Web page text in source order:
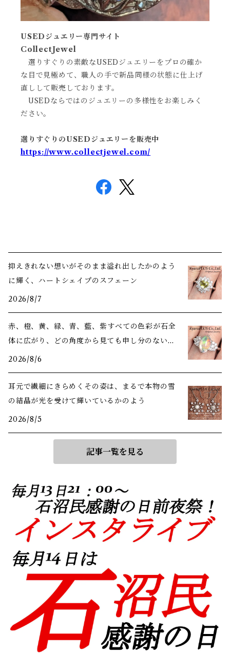
USEDジュエリー専門サイト
CollectJewel
選りすぐりの素敵なUSEDジュエリーをプロの確か
な目で見極めて、職人の手で新品同様の状態に仕上げ
直しして販売しております。
USEDならではのジュエリーの多様性をお楽しみく
ださい。
選りすぐりのUSEDジュエリーを販売中
https://www.collectjewel.com/
抑えきれない想いがそのまま溢れ出したかのよう
に輝く、ハートシェイプのスフェーン
2026/8/7
赤、橙、黄、緑、青、藍、紫――すべての色彩が石全
体に広がり、どの角度から見ても申し分のない美
しさ
2026/8/6
耳元で繊細にきらめくその姿は、まるで本物の雪
の結晶が光を受けて輝いているかのよう
2026/8/5
記事一覧を見る